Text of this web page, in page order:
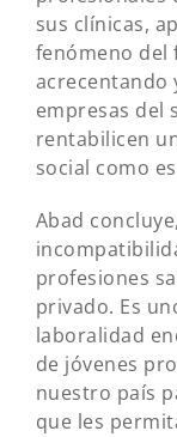
sus clínicas,
fenómeno del
acrecentando
empresas del
rentabilicen
social como
Abad
profesiones
privado. Es
laboralidad
de jóvenes
nuestro país
que les